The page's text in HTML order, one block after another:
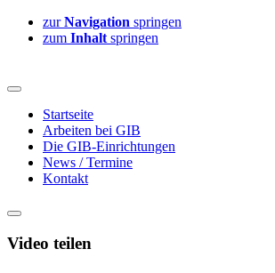
zurNavigation springen
zum Inhalt springen
Startseite
Arbeiten bei GIB
Die GIB-Einrichtungen
News / Termine
Kontakt
Video teilen